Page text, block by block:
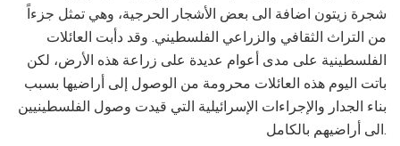
شجرة زيتون اضافة الى بعض الأشجار الحرجية، وهي تمثل جزءاً
من التراث الثقافي والزراعي الفلسطيني. وقد دأبت العائلات
الفلسطينية على مدى أعوام عديدة على زراعة هذه الأرض، لكن
باتت اليوم هذه العائلات محرومة من الوصول إلى أراضيها بسبب
بناء الجدار والإجراءات الإسرائيلية التي قيدت وصول الفلسطينيين
الى أراضيهم بالكامل.